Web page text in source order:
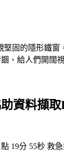
堅固的隱形鐵
、給人們開闊
資料擷
19分 55秒 救